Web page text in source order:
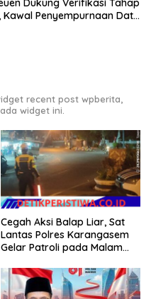
Dukung Verifikasi Tahap
Kawal Penyempurnaan Data
recent post wpberita,
widget ini.
Cegah Aksi Balap Liar, Sat
Lantas Polres Karangasem
Gelar Patroli pada Malam